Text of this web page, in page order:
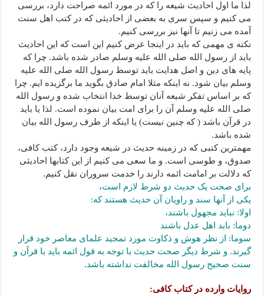
لذا ما اول احادیث شیعه را که در مورد ائمه صراحت دارد، بررسی
می کنیم و سپس سری به بعضی از احادیثی که در کتب اهل سنت
آمده می زنیم تا آنها نیز بررسی کنیم.
نکته ی مهمی که باید در اینجا عرض کنیم این است که این احادیث
باید از رسول الله صلی الله علیه وسلم صادر شده باشد. چرا که
پایه های دین و اصل هدایت باید توسط رسول الله صلی الله علیه
وسلم بیان شود. نه اینکه مثلا امام صادق بگوید ما برگزیده ایم. چرا
که بر اساس تفکر شیعه آنان توسط خدا انتخاب شده و رسول الله
صلی الله علیه وسلم آن را برای امت بیان نموده است. لذا یا باید
در قرآن باشد ( که چنین نیست) یا اینکه از طرف رسول الله بیان
شده باشد.
مهمترین کتبی که در زمینه حدیث در شیعه وجود دارد، کتب کافی،
صدوق، و طوسی است. و ما سعی می کنیم از این کتابها احادیثی
که دلالت بر امامت ائمه دارند را خدمت سروران نقل کنیم.
برای صحت یک حدیث دو شرط لازم است،
یکی از آنها سند و راویان آن حدیث هستند که:
اولا: نباید مجهول باشند،
دوما: باید اهل عدل باشند
سوما: از نظر هوش و ذکاوت مورد تمجید علمای معاصر خود قرار
گیرند. و شرط دیگر صحت حدیث با توجه به قول ائمه باید با قرآن و
سنت صحیح رسول الله مخالفت نداشته باشد.
روایات وارده در کتاب کافی: